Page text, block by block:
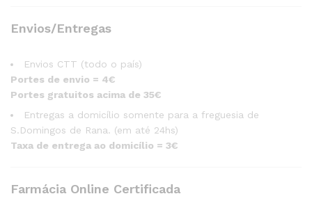
Envios/Entregas
Envios CTT (todo o país)
Portes de envio = 4€
Portes gratuitos acima de 35€
Entregas a domicílio somente para a freguesia de
S.Domingos de Rana. (em até 24hs)
Taxa de entrega ao domicílio = 3€
Farmácia Online Certificada